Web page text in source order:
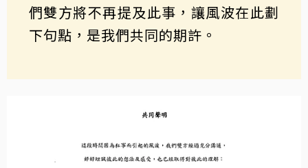
們雙方將不再提及此事，讓風波在此劃
下句點，是我們共同的期許。